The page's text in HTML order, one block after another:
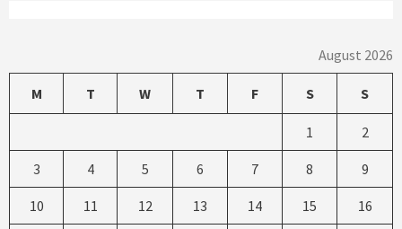
August 2026
M T W T F S S
1 2
3 4 5 6 7 8 9
10 11 12 13 14 15 16